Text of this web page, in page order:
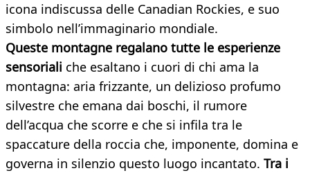
icona indiscussa delle Canadian Rockies, e suo
simbolo nell’immaginario mondiale.
Queste montagne regalano tutte le esperienze
sensoriali che esaltano i cuori di chi ama la
montagna: aria frizzante, un delizioso profumo
silvestre che emana dai boschi, il rumore
dell’acqua che scorre e che si infila tra le
spaccature della roccia che, imponente, domina e
governa in silenzio questo luogo incantato. Tra i